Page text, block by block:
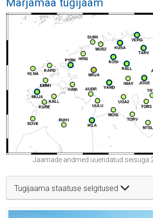
Jaamade andmed uuendatud seisuga
Tugijaama staatuse selgitused